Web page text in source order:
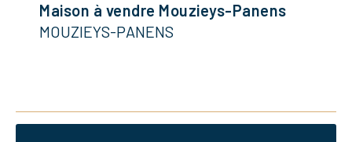
Maison à vendre Mouzieys-Panens
MOUZIEYS-PANENS